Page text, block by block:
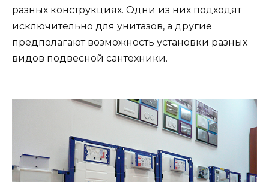
разных конструкциях. Одни из них подходят
исключительно для унитазов, а другие
предполагают возможность установки разных
видов подвесной сантехники.